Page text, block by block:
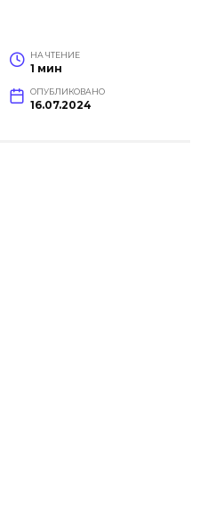
НА ЧТЕНИЕ
1 мин
ОПУБЛИКОВАНО
16.07.2024